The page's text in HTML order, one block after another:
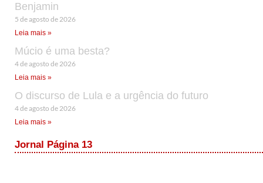
Benjamin
5 de agosto de 2026
Leia mais »
Múcio é uma besta?
4 de agosto de 2026
Leia mais »
O discurso de Lula e a urgência do futuro
4 de agosto de 2026
Leia mais »
Jornal Página 13